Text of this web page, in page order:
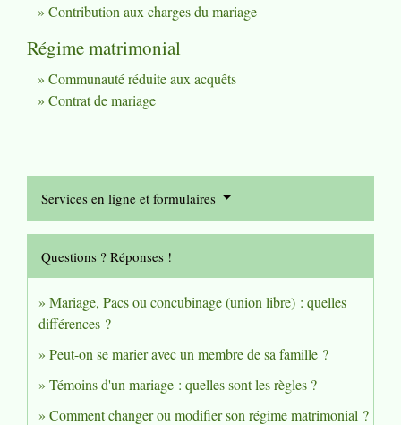
Contribution aux charges du mariage
Régime matrimonial
Communauté réduite aux acquêts
Contrat de mariage
Services en ligne et formulaires
Questions ? Réponses !
Mariage, Pacs ou concubinage (union libre) : quelles
différences ?
Peut-on se marier avec un membre de sa famille ?
Témoins d'un mariage : quelles sont les règles ?
Comment changer ou modifier son régime matrimonial ?